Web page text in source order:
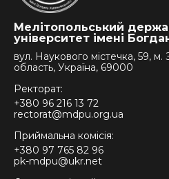
Мелітопольський
університет імені
вул. Наукового містечка, 59, м.
область, Україна, 69000
Ректорат:
+380 96 216 13 72
rectorat@mdpu.org.ua
Приймальна комісія:
+380 97 765 82 96
pk-mdpu@ukr.net